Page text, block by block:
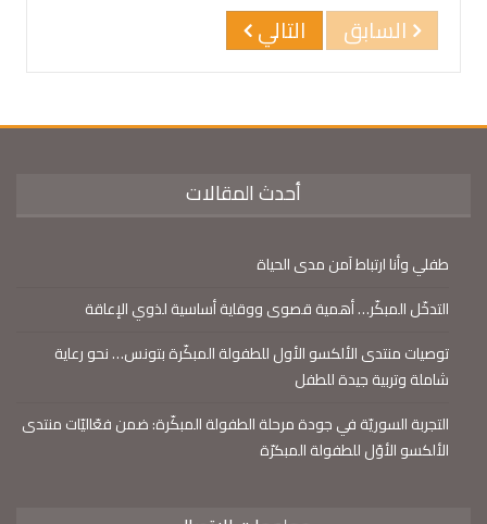
السابق التالي
أحدث المقالات
طفلي وأنا ارتباط آمن مدى الحياة
التدخّل المبكّر… أهمية قصوى ووقاية أساسية لذوي الإعاقة
توصيات منتدى الألكسو الأول للطفولة المبكّرة بتونس… نحو رعاية
شاملة وتربية جيدة للطفل
التجربة السوريّة في جودة مرحلة الطفولة المبكّرة: ضمن فعّاليّات منتدى
الألكسو الأوّل للطفولة المبكرّة